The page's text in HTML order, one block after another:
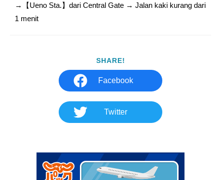
→【Ueno Sta.】dari Central Gate → Jalan kaki kurang dari
1 menit
SHARE!
Facebook
Twitter